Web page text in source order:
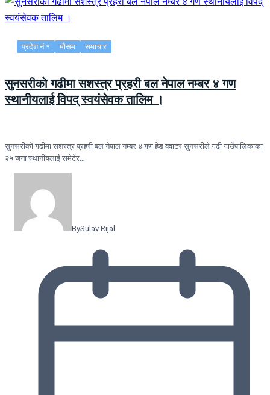
प्रदेश नं १ मौसम समाचार
सुनसरीकाे गढीमा सशस्त्र प्रहरी बल नेपाल नम्बर ४ गण
स्थानीयलाई विपद् स्वयंसेवक तालिम ।
सुनसरीकाे गढीमा सशस्त्र प्रहरी बल नेपाल नम्बर ४ गण हेड क्वाटर सुनसरीले गढी गाउँपालिकाका
२५ जना स्थानीयलाई समेटेर…
BySulav Rijal